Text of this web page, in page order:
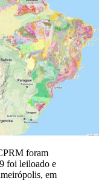
foram
foi leiloado e
em